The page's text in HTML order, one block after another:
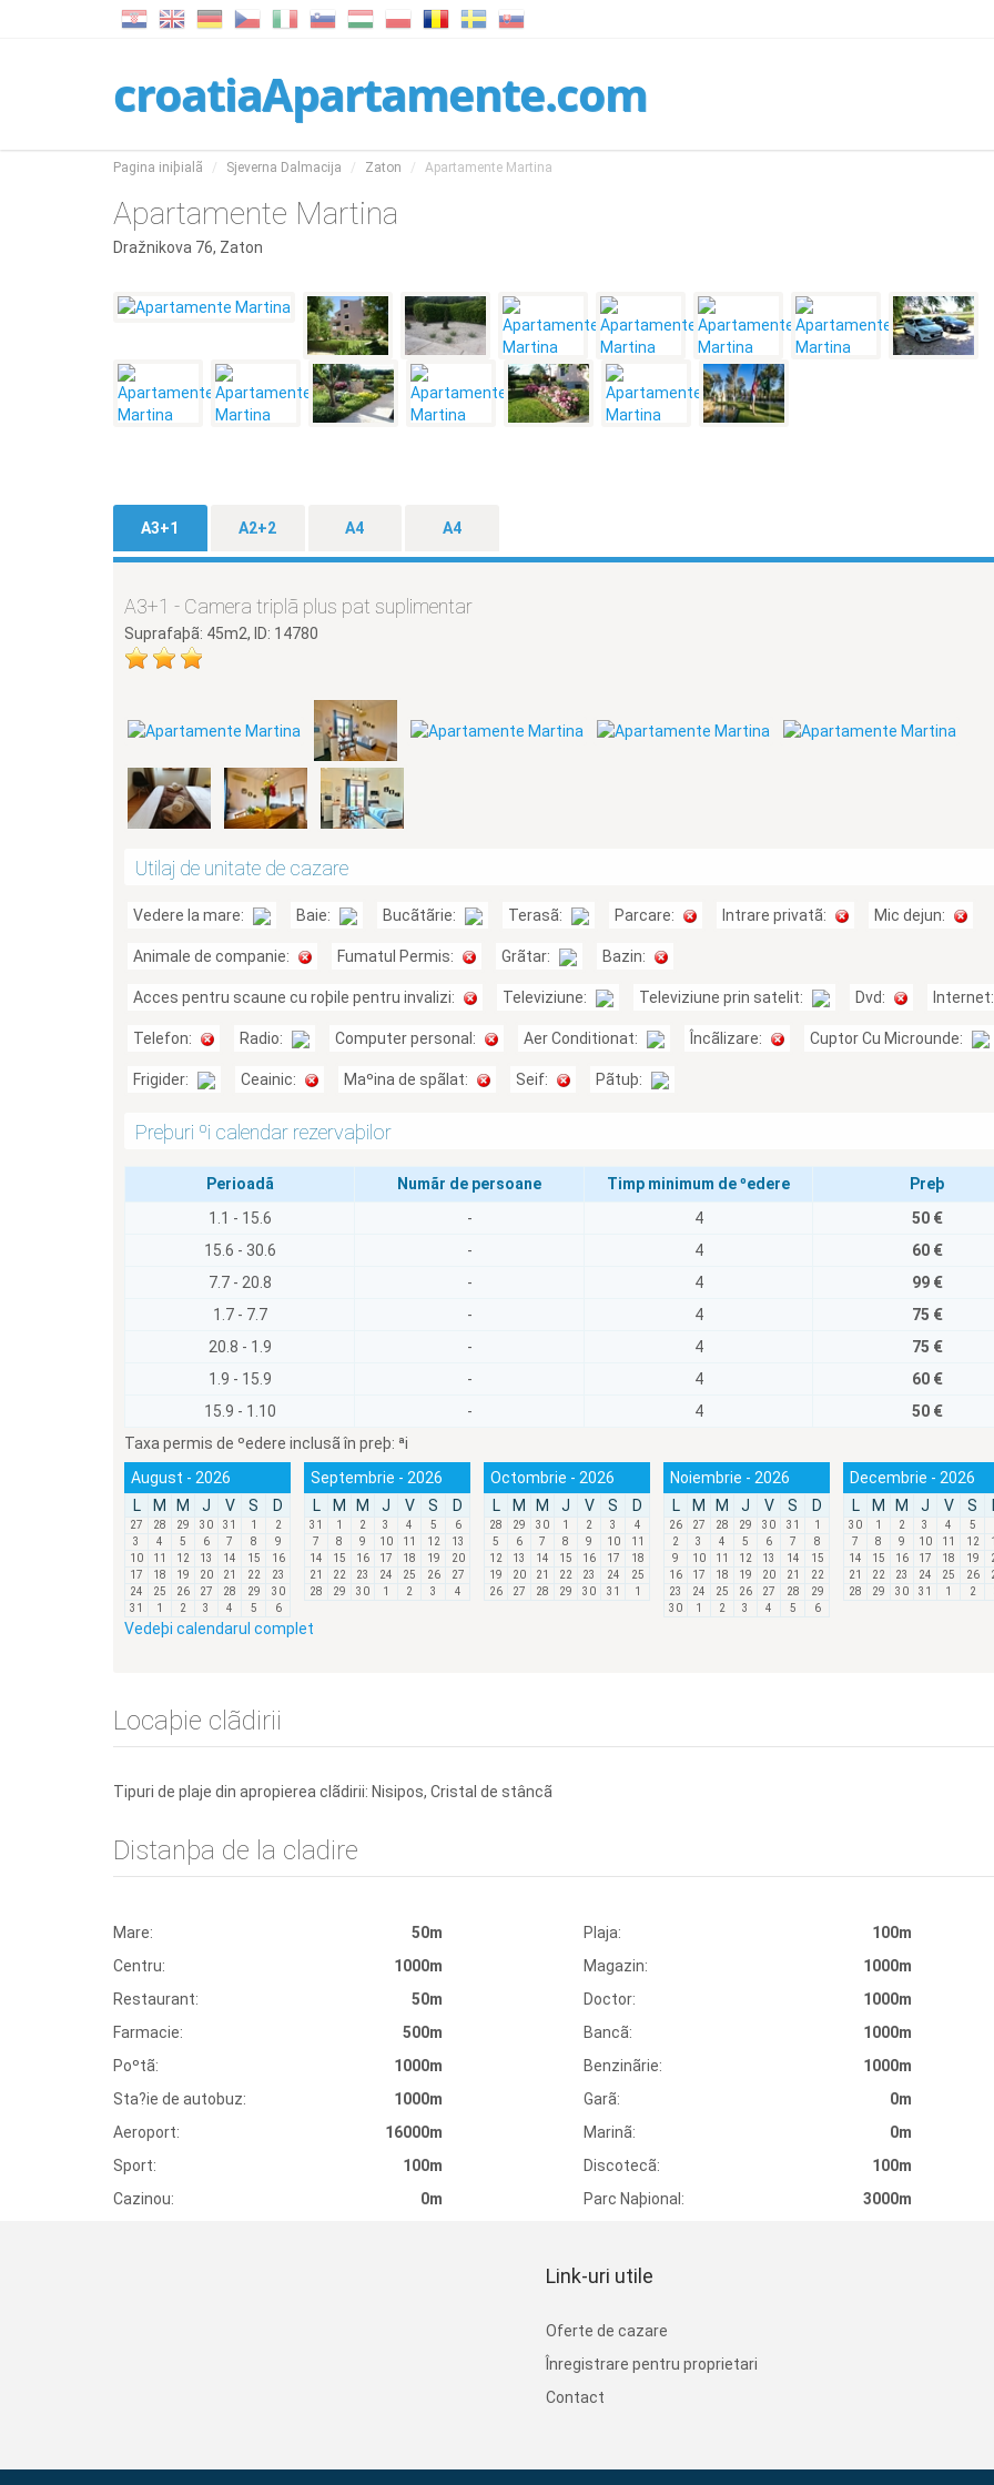
croatiaApartamente.com
Pagina iniþialã Sjeverna Dalmacija Zaton Apartamente Martina
Apartamente Martina
Dražnikova 76, Zaton
A3+1 A2+2 A4 A4
A3+1 - Camera triplã plus pat suplimentar
Suprafaþã: 45m2, ID: 14780
Utilaj de unitate de cazare
Vedere la mare: Baie: Bucãtãrie: Terasã: Parcare: Intrare privatã: Mic dejun:
Animale de companie: Fumatul Permis: Grãtar: Bazin:
Acces pentru scaune cu roþile pentru invalizi: Televiziune: Televiziune prin satelit: Dvd: Internet:
Telefon: Radio: Computer personal: Aer Conditionat: Încãlizare: Cuptor Cu Microunde:
Frigider: Ceainic: Maºina de spãlat: Seif: Pãtuþ:
Preþuri ºi calendar rezervaþilor
Perioadã Numãr de persoane Timp minimum de ºedere
Preþ
1.1 - 15.6
- 4
50 €
15.6 - 30.6
- 4
60 €
7.7 - 20.8
- 4
99 €
1.7 - 7.7
- 4
75 €
20.8 - 1.9
- 4
75 €
1.9 - 15.9
- 4
60 €
15.9 - 1.10
- 4
50 €
Taxa permis de ºedere inclusã în preþ: ªi
August - 2026
L
M M J V S D
27 28 29 30 31 1
2
3
4 5 6 7 8
9
10
11 12 13 14 15
16
17
18 19 20 21 22
23
24
25 26 27 28 29
30
31
1 2 3 4 5 6
Septembrie - 2026
L
M M J V S D
31 1 2 3 4 5
6
7
8 9 10 11 12
13
14
15 16 17 18 19
20
21
22 23 24 25 26
27
28
29 30 1 2 3 4
Octombrie - 2026
L
M M J V S D
28 29 30 1 2 3
4
5
6 7 8 9 10
11
12
13 14 15 16 17
18
19
20 21 22 23 24
25
26
27 28 29 30 31 1
Noiembrie - 2026
L
M M J V S D
26 27 28 29 30 31
1
2
3 4 5 6 7
8
9
10 11 12 13 14
15
16
17 18 19 20 21
22
23
24 25 26 27 28
29
30
1 2 3 4 5 6
Decembrie - 2026
L
M M J V S
30 1 2 3 4 5
7
8 9 10 11 12
14
15 16 17 18 19
21
22 23 24 25 26
28
29 30 31 1 2
Vedeþi calendarul complet
Locaþie clãdirii
Tipuri de plaje din apropierea clãdirii: Nisipos, Cristal de stâncã
Distanþa de la cladire
Mare: 50m Plaja:
100m
Centru:
1000m Magazin:
1000m
Restaurant:
50m Doctor:
1000m
Farmacie:
500m Bancã:
1000m
Poºtã:
1000m Benzinãrie:
1000m
Sta?ie de autobuz:
1000m Garã:
0m
Aeroport:
16000m Marinã:
0m
Sport:
100m Discotecã:
100m
Cazinou:
0m Parc Naþional: 3000m
Link-uri utile
Oferte de cazare
Înregistrare pentru proprietari
Contact